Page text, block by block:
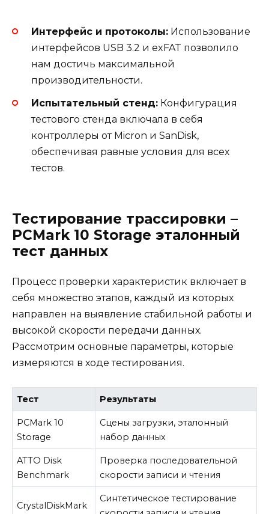
Интерфейс и протоколы: Использование
интерфейсов USB 3.2 и exFAT позволило
нам достичь максимальной
производительности.
Испытательный стенд: Конфигурация
тестового стенда включала в себя
контроллеры от Micron и SanDisk,
обеспечивая равные условия для всех
тестов.
Тестирование трассировки –
PCMark 10 Storage эталонный
тест данных
Процесс проверки характеристик включает в
себя множество этапов, каждый из которых
направлен на выявление стабильной работы и
высокой скорости передачи данных.
Рассмотрим основные параметры, которые
измеряются в ходе тестирования.
Тест Результаты
PCMark 10
Storage
Сцены загрузки, эталонный
набор данных
ATTO Disk
Benchmark
Проверка последовательной
скорости записи и чтения
CrystalDiskMark
Синтетическое тестирование